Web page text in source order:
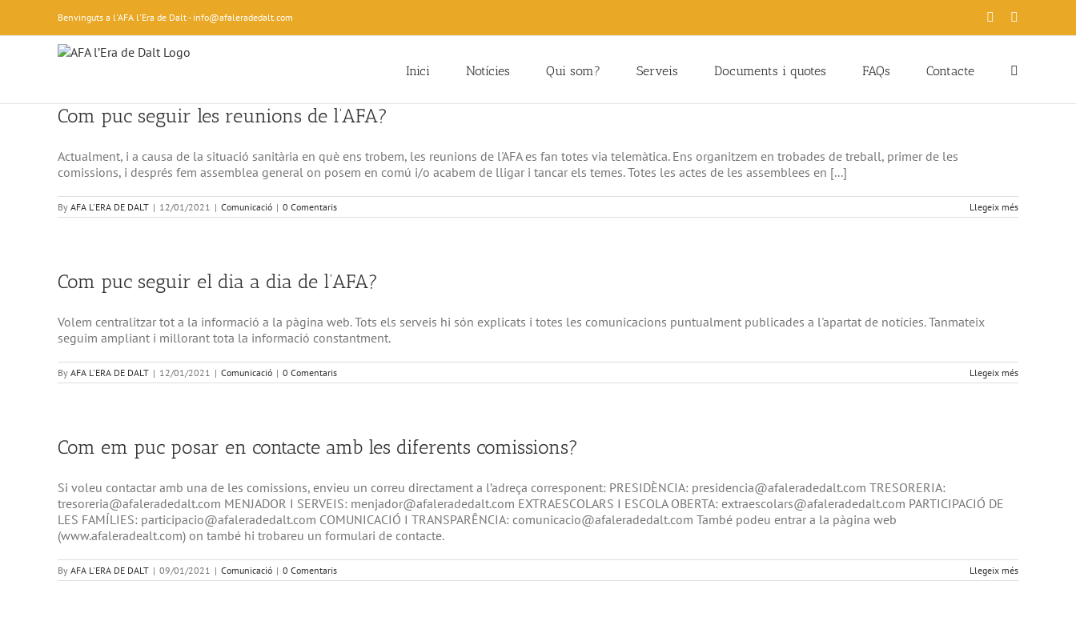
content
Benvinguts a l'AFA l'Era de Dalt - info@afaleradedalt.com Facebook
Inici Notícies Qui som? Serveis Documents i quotes FAQs Contacte
Com puc seguir les reunions de l’AFA?
Actualment, i a causa de la situació sanitària en què ens trobem, les reunions de l'AFA es fan totes via telemàtica. Ens organitzem en trobades de treball, primer de les
comissions, i després fem assemblea general on posem en comú i/o acabem de lligar i tancar els temes. Totes les actes de les assemblees en [...]
By AFA L'ERA DE DALT | 12/01/2021 | Comunicació | 0 Comentaris Llegeix més
Com puc seguir el dia a dia de l’AFA?
Volem centralitzar tot a la informació a la pàgina web. Tots els serveis hi són explicats i totes les comunicacions puntualment publicades a l'apartat de notícies. Tanmateix
seguim ampliant i millorant tota la informació constantment.
By AFA L'ERA DE DALT | 12/01/2021 | Comunicació | 0 Comentaris Llegeix més
Com em puc posar en contacte amb les diferents comissions?
Si voleu contactar amb una de les comissions, envieu un correu directament a l’adreça corresponent: PRESIDÈNCIA: presidencia@afaleradedalt.com TRESORERIA:
tresoreria@afaleradedalt.com MENJADOR I SERVEIS: menjador@afaleradedalt.com EXTRAESCOLARS I ESCOLA OBERTA: extraescolars@afaleradedalt.com PARTICIPACIÓ DE
LES FAMÍLIES: participacio@afaleradedalt.com COMUNICACIÓ I TRANSPARÊNCIA: comunicacio@afaleradedalt.com També podeu entrar a la pàgina web
(www.afaleradealt.com) on també hi trobareu un formulari de contacte.
By AFA L'ERA DE DALT | 09/01/2021 | Comunicació | 0 Comentaris Llegeix més